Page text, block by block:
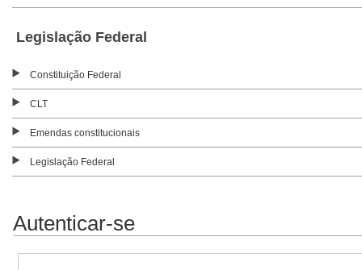
Legislação Federal
Constituição Federal
CLT
Emendas constitucionais
Legislação Federal
Autenticar-se